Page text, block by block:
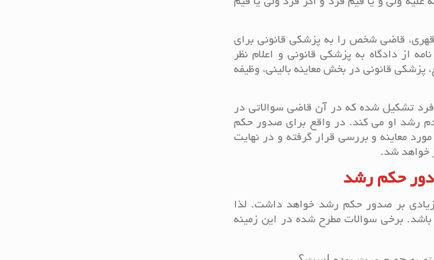
ولی و یا قیم فرد و اگر فرد ولی یا قیم
قاضی شخص را به پزشکی قانونی برای
از دادگاه به پزشکی قانونی و اعلام نظر
قانونی در بخش معاینه بالینی، وظیفه
فرد تشکیل شده که در آن قاضی سوالاتی در
رشد او می کند. در واقع برای صدور حکم
معاینه و بررسی قرار گرفته و در نهایت
خواهد شد.
حکم رشد
بر صدور حکم رشد خواهد داشت. لذا
برخی سوالات مطرح شده در این زمینه